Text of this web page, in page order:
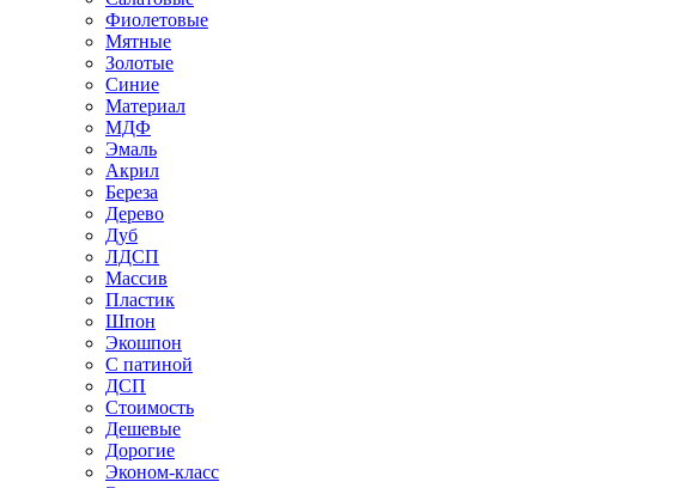
Фиолетовые
Мятные
Золотые
Синие
Материал
МДФ
Эмаль
Акрил
Береза
Дерево
Дуб
ЛДСП
Массив
Пластик
Шпон
Экошпон
С патиной
ДСП
Стоимость
Дешевые
Дорогие
Эконом-класс